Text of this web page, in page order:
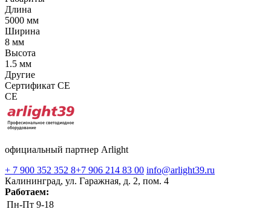
Длина
5000 мм
Ширина
8 мм
Высота
1.5 мм
Другие
Сертификат CE
CE
официальный партнер Arlight
+ 7 900 352 352 8+7 906 214 83 00 info@arlight39.ru
Калининград, ул. Гаражная, д. 2, пом. 4
Работаем:
Пн-Пт 9-18